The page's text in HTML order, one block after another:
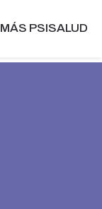
MÁS PSISALUD